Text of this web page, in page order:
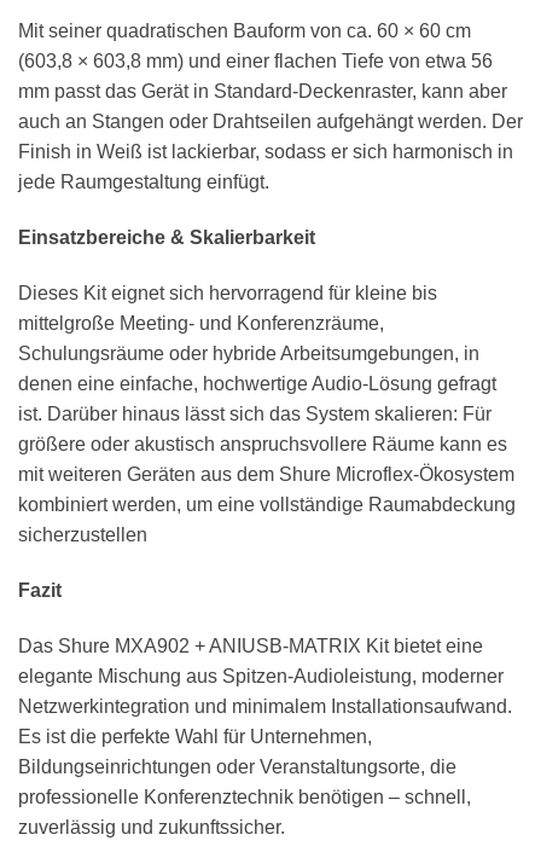
Mit seiner quadratischen Bauform von ca. 60 × 60 cm
(603,8 × 603,8 mm) und einer flachen Tiefe von etwa 56
mm passt das Gerät in Standard-Deckenraster, kann aber
auch an Stangen oder Drahtseilen aufgehängt werden. Der
Finish in Weiß ist lackierbar, sodass er sich harmonisch in
jede Raumgestaltung einfügt.
Einsatzbereiche & Skalierbarkeit
Dieses Kit eignet sich hervorragend für kleine bis
mittelgroße Meeting- und Konferenzräume,
Schulungsräume oder hybride Arbeitsumgebungen, in
denen eine einfache, hochwertige Audio-Lösung gefragt
ist. Darüber hinaus lässt sich das System skalieren: Für
größere oder akustisch anspruchsvollere Räume kann es
mit weiteren Geräten aus dem Shure Microflex-Ökosystem
kombiniert werden, um eine vollständige Raumabdeckung
sicherzustellen
Fazit
Das Shure MXA902 + ANIUSB-MATRIX Kit bietet eine
elegante Mischung aus Spitzen-Audioleistung, moderner
Netzwerkintegration und minimalem Installationsaufwand.
Es ist die perfekte Wahl für Unternehmen,
Bildungseinrichtungen oder Veranstaltungsorte, die
professionelle Konferenztechnik benötigen – schnell,
zuverlässig und zukunftssicher.